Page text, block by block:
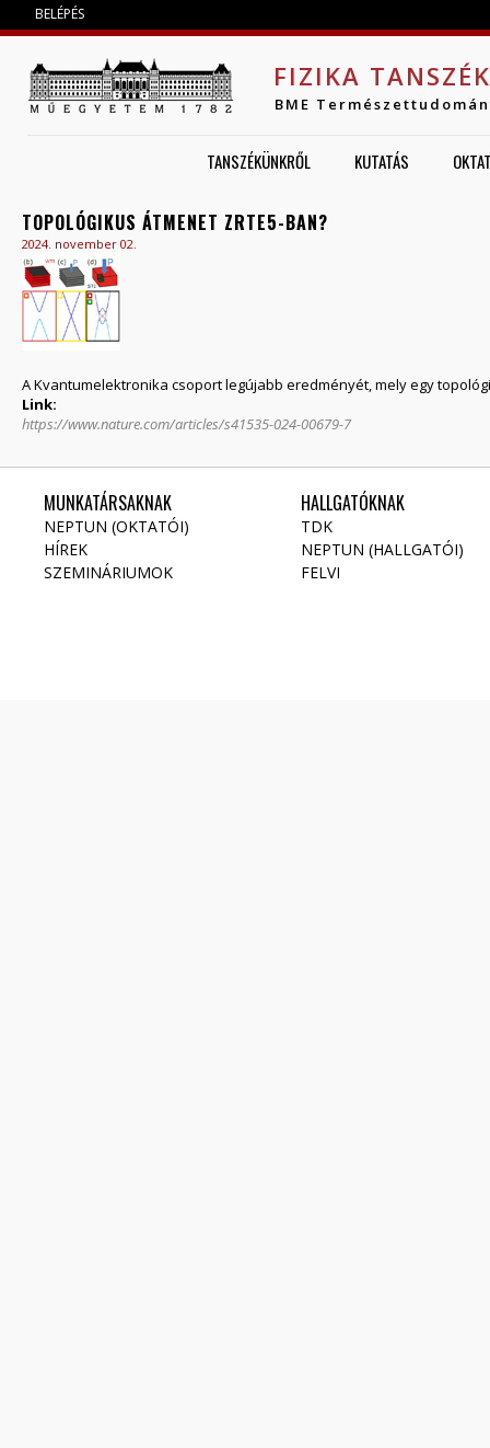
BELÉPÉS
FIZIKA TANSZÉK
BME
TANSZÉKÜNKRŐL KUTATÁS
TOPOLÓGIKUS ÁTMENET ZRTE5-BAN?
2024. november 02.
A Kvantumelektronika csoport legújabb eredményét, mely egy
Link:
https://www.nature.com/articles/s41535-024-00679-7
MUNKATÁRSAKNAK
NEPTUN (OKTATÓI)
HÍREK
SZEMINÁRIUMOK
HALLGATÓKNAK
TDK
NEPTUN (HALLGATÓI)
FELVI